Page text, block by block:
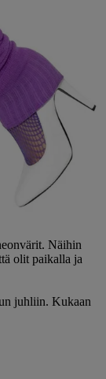
Näihin
olit paikalla ja
juhliin. Kukaan